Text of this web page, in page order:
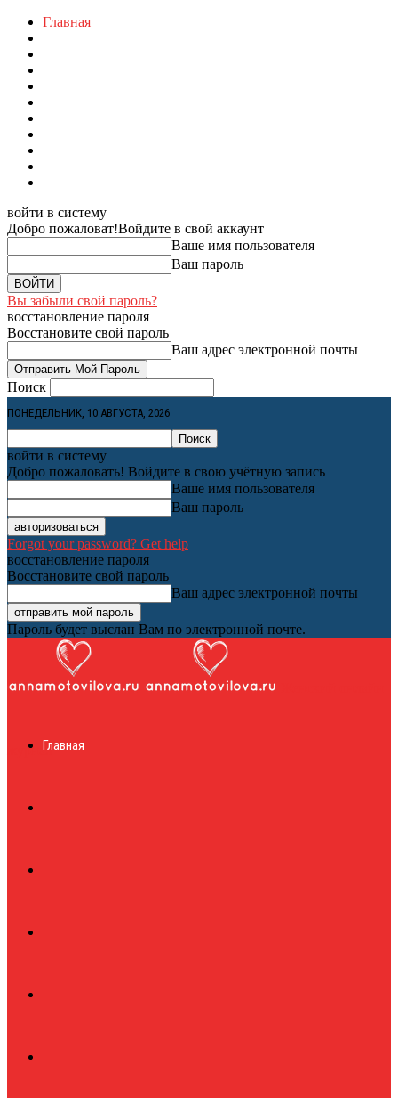
Главная
войти в систему
Добро пожаловат!Войдите в свой аккаунт
Ваше имя пользователя
Ваш пароль
Вы забыли свой пароль?
восстановление пароля
Восстановите свой пароль
Ваш адрес электронной почты
Поиск
ПОНЕДЕЛЬНИК, 10 АВГУСТА, 2026
войти в систему
Добро пожаловать! Войдите в свою учётную запись
Ваше имя пользователя
Ваш пароль
Forgot your password? Get help
восстановление пароля
Восстановите свой пароль
Ваш адрес электронной почты
Пароль будет выслан Вам по электронной почте.
журналГлавная